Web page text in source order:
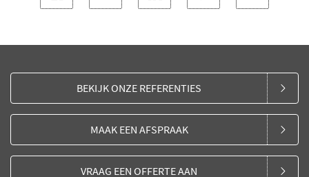
BEKIJK ONZE REFERENTIES
MAAK EEN AFSPRAAK
VRAAG EEN OFFERTE AAN